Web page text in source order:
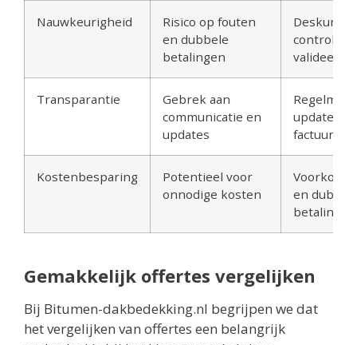
Nauwkeurigheid
Risico op fouten
en dubbele
betalingen
valideert
Transparantie
Gebrek aan
communicatie en
updates
updates
Kostenbesparing
Potentieel voor
onnodige kosten
Voorkomt
en
betalingen
Gemakkelijk offertes vergelijken
Bij Bitumen-dakbedekking.nl begrijpen we dat
het vergelijken van offertes een belangrijk